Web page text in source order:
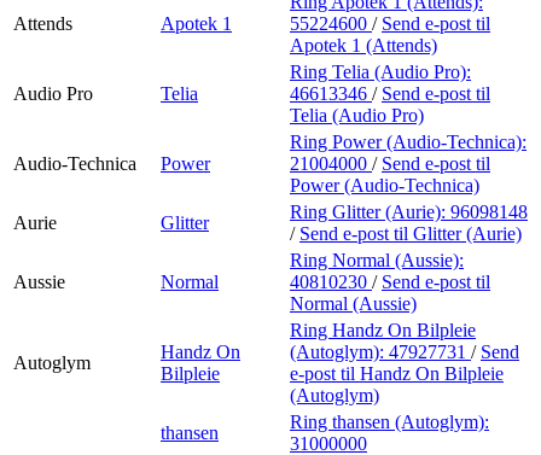
Attends Apotek 1
55224600 / Send e-post til
Apotek 1 (Attends)
Audio Pro Telia
Ring Telia (Audio Pro):
46613346 / Send e-post til
Telia (Audio Pro)
Audio-Technica Power
Ring Power (Audio-Technica):
21004000 / Send e-post til
Power (Audio-Technica)
Aurie
Glitter
Ring Glitter (Aurie): 96098148
/ Send e-post til Glitter (Aurie)
Aussie Normal
Ring Normal (Aussie):
40810230 / Send e-post til
Normal (Aussie)
Autoglym
Handz On
Bilpleie
Ring Handz On Bilpleie
(Autoglym): 47927731 / Send
e-post til Handz On Bilpleie
(Autoglym)
thansen
Ring thansen (Autoglym):
31000000